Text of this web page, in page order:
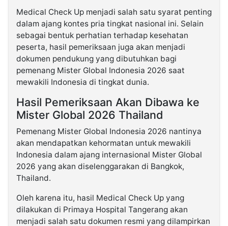
Medical Check Up menjadi salah satu syarat penting
dalam ajang kontes pria tingkat nasional ini. Selain
sebagai bentuk perhatian terhadap kesehatan
peserta, hasil pemeriksaan juga akan menjadi
dokumen pendukung yang dibutuhkan bagi
pemenang Mister Global Indonesia 2026 saat
mewakili Indonesia di tingkat dunia.
Hasil Pemeriksaan Akan Dibawa ke
Mister Global 2026 Thailand
Pemenang Mister Global Indonesia 2026 nantinya
akan mendapatkan kehormatan untuk mewakili
Indonesia dalam ajang internasional Mister Global
2026 yang akan diselenggarakan di Bangkok,
Thailand.
Oleh karena itu, hasil Medical Check Up yang
dilakukan di Primaya Hospital Tangerang akan
menjadi salah satu dokumen resmi yang dilampirkan